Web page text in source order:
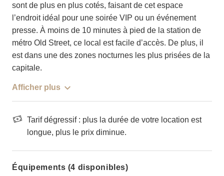
sont de plus en plus cotés, faisant de cet espace
l’endroit idéal pour une soirée VIP ou un événement
presse. À moins de 10 minutes à pied de la station de
métro Old Street, ce local est facile d’accès. De plus, il
est dans une des zones nocturnes les plus prisées de la
capitale.
Afficher plus
Tarif dégressif : plus la durée de votre location est
longue, plus le prix diminue.
Équipements (4 disponibles)